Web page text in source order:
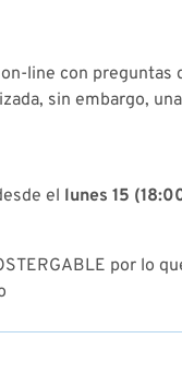
line con
sin embargo,
el lunes 15
por lo